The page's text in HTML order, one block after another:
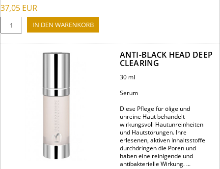
37,05 EUR
ANTI-BLACK HEAD DEEP
CLEARING
30 ml
Serum
Diese Pflege für ölige und
unreine Haut behandelt
wirkungsvoll Hautunreinheiten
und Hautstörungen. Ihre
erlesenen, aktiven Inhaltsstoffe
durchdringen die Poren und
haben eine reinigende und
antibakterielle Wirkung. ...